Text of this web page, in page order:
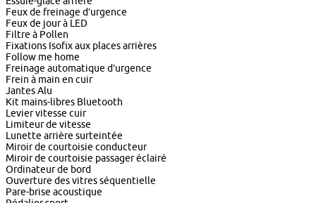
Feux de freinage d’urgence
Feux de jour à LED
Filtre à Pollen
Fixations Isofix aux places arrières
Follow me home
Freinage automatique d’urgence
Frein à main en cuir
Jantes Alu
Kit mains-libres Bluetooth
Levier vitesse cuir
Limiteur de vitesse
Lunette arrière surteintée
Miroir de courtoisie conducteur
Miroir de courtoisie passager éclairé
Ordinateur de bord
Ouverture des vitres séquentielle
Pare-brise acoustique